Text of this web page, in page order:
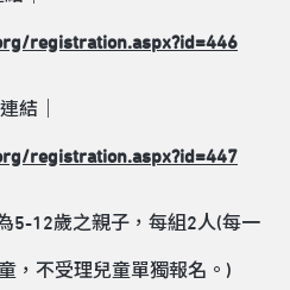
registration.aspx?id=446
結｜
registration.aspx?id=447
5-12歲之親子，每組2人(每一
，不受理兒童單獨報名。)